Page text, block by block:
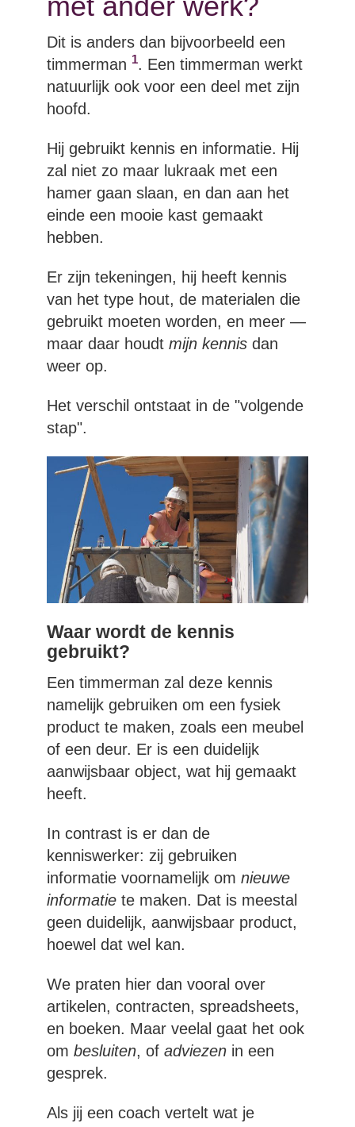
Dit is anders dan bijvoorbeeld een
timmerman 1. Een timmerman werkt
natuurlijk ook voor een deel met zijn
hoofd.
Hij gebruikt kennis en informatie. Hij
zal niet zo maar lukraak met een
hamer gaan slaan, en dan aan het
einde een mooie kast gemaakt
hebben.
Er zijn tekeningen, hij heeft kennis
van het type hout, de materialen die
gebruikt moeten worden, en meer —
maar daar houdt mijn kennis dan
weer op.
Het verschil ontstaat in de "volgende
stap".
Waar wordt de kennis
gebruikt?
Een timmerman zal deze kennis
namelijk gebruiken om een fysiek
product te maken, zoals een meubel
of een deur. Er is een duidelijk
aanwijsbaar object, wat hij gemaakt
heeft.
In contrast is er dan de
kenniswerker: zij gebruiken
informatie voornamelijk om nieuwe
informatie te maken. Dat is meestal
geen duidelijk, aanwijsbaar product,
hoewel dat wel kan.
We praten hier dan vooral over
artikelen, contracten, spreadsheets,
en boeken. Maar veelal gaat het ook
om besluiten, of adviezen in een
gesprek.
Als jij een coach vertelt wat je